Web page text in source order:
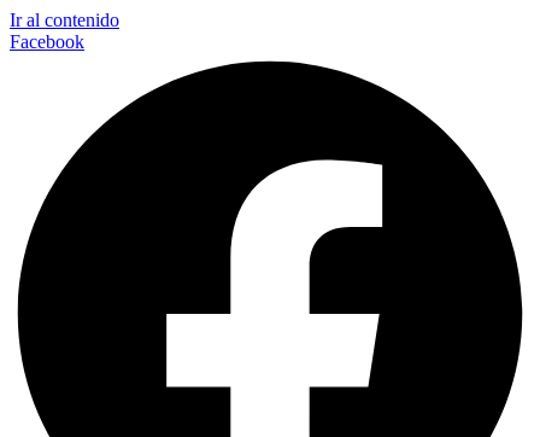
Ir al contenido
Facebook